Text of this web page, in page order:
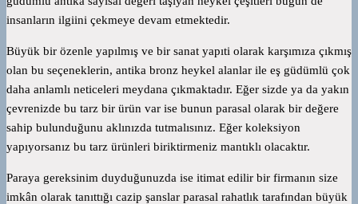
insanların ilgiini çekmeye devam etmektedir.
Büyük bir özenle yapılmış ve bir sanat yapıti olarak karşımıza çıkmış
olan bu seçeneklerin, antika bronz heykel alanlar ile eş güdümlü çok
daha anlamlı neticeleri meydana çıkmaktadır. Eğer sizde ya da yakın
çevrenizde bu tarz bir ürün var ise bunun parasal olarak bir değere
sahip bulunduğunu aklınızda tutmalısınız. Eğer koleksiyon
yapıyorsanız bu tarz ürünleri biriktirmeniz mantıklı olacaktır.
Paraya gereksinim duyduğunuzda ise itimat edilir bir firmanın size
imkân olarak tanıttığı cazip şanslar parasal rahatlık tarafından büyük